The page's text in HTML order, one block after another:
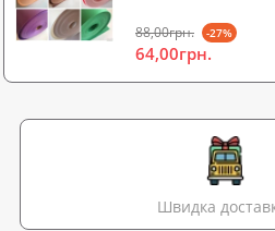
88,00грн. -27%
64,00грн.
Швидка